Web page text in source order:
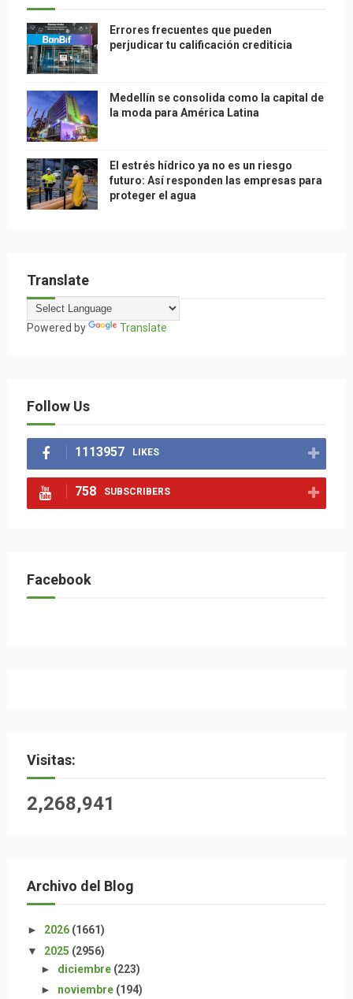
Errores frecuentes que pueden
perjudicar tu calificación crediticia
Medellín se consolida como la capital de
la moda para América Latina
El estrés hídrico ya no es un riesgo
futuro: Así responden las empresas para
proteger el agua
Translate
Powered by Translate
Follow Us
1113957 LIKES
758 SUBSCRIBERS
Facebook
Visitas:
2,268,941
Archivo del Blog
► 2026 (1661)
▼ 2025 (2956)
► diciembre (223)
► noviembre (194)